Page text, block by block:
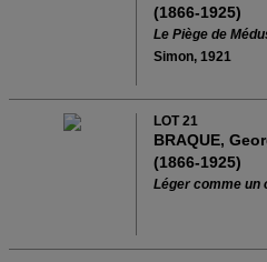
(1866-1925)
Le Piège de
Simon, 1921
LOT 21
BRAQUE,
(1866-1925)
Léger comme un